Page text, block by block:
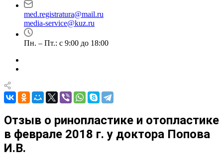
med.registratura@mail.ru
media-service@kuz.ru
Пн. – Пт.: с 9:00 до 18:00
Отзыв о ринопластике и отопластике
в феврале 2018 г. у доктора Попова
И.В.